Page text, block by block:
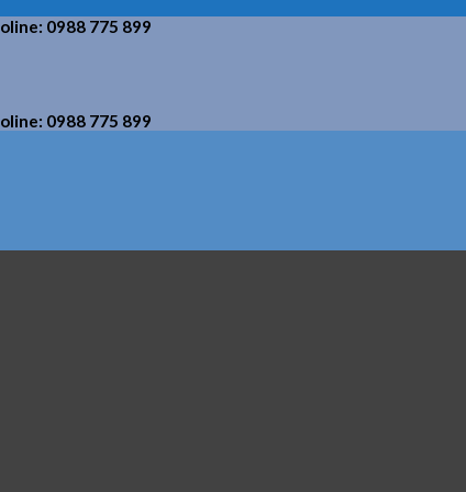
0988 775 899
0988 775 899